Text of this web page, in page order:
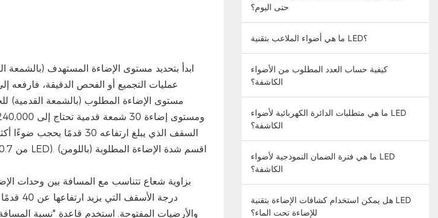
حتى اليوم؟
ما هي أضواء الملاعب بتقنية LED؟
كيفية حساب العدد المطلوب من الأضواء
الكاشفة؟
ما هي متطلبات الدائرة الكهربائية لأضواء LED
الكاشفة؟
ما هي فترة الضمان النموذجية لأضواء LED
الكاشفة؟
هل يمكن استخدام كشافات الإضاءة بتقنية LED
للإضاءة تحت الماء؟